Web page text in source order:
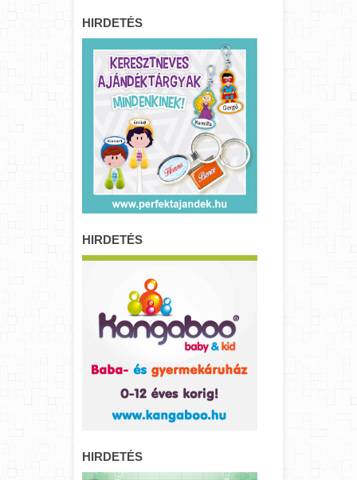
HIRDETÉS
HIRDETÉS
HIRDETÉS